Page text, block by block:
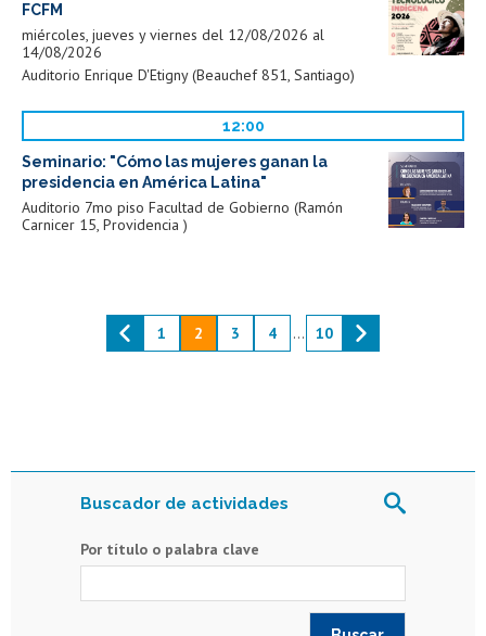
Buscador de actividades
Por título o palabra clave
FCFM
miércoles, jueves y viernes del 12/08/2026 al
14/08/2026
Auditorio Enrique D'Etigny (Beauchef 851, Santiago)
12:00
Seminario: "Cómo las mujeres ganan la
presidencia en América Latina"
Auditorio 7mo piso Facultad de Gobierno (Ramón
Carnicer 15, Providencia )
1 2 3 4 ... 10